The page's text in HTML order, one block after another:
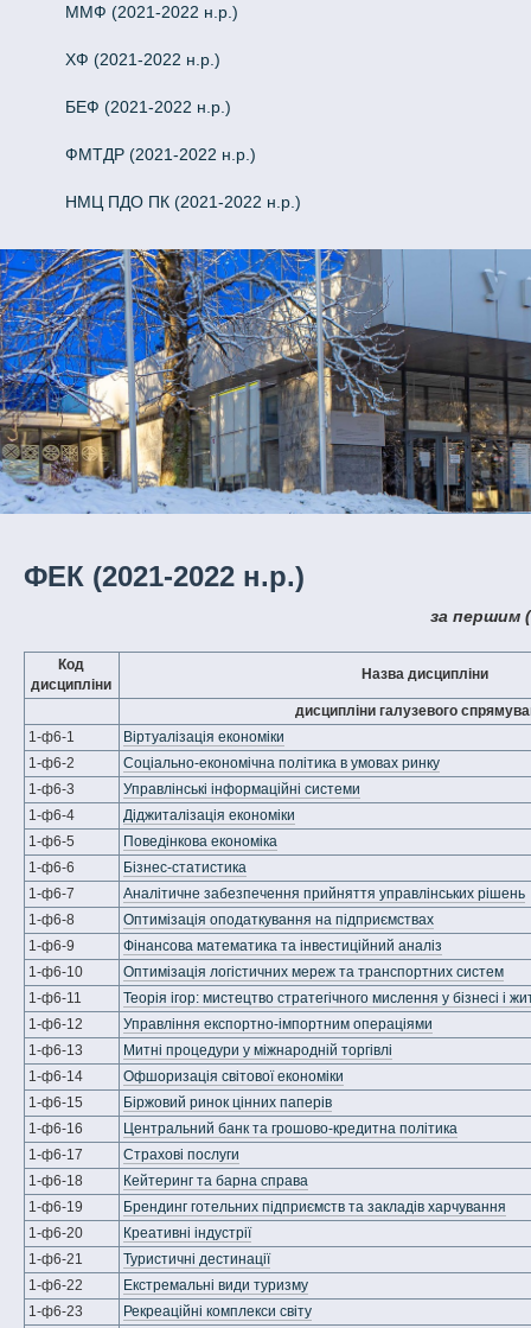
ММФ (2021-2022 н.р.)
ХФ (2021-2022 н.р.)
БЕФ (2021-2022 н.р.)
ФМТДР (2021-2022 н.р.)
НМЦ ПДО ПК (2021-2022 н.р.)
ФЕК (2021-2022 н.р.)
за першим
Код
дисципліни
Назва дисципліни
дисципліни галузевого
1-ф6-1
Віртуалізація економіки
1-ф6-2
Соціально-економічна політика в умовах ринку
1-ф6-3
Управлінські інформаційні системи
1-ф6-4
Діджиталізація економіки
1-ф6-5
Поведінкова економіка
1-ф6-6
Бізнес-статистика
1-ф6-7
Аналітичне забезпечення прийняття управлінських рішень
1-ф6-8
Оптимізація оподаткування на підприємствах
1-ф6-9
Фінансова математика та інвестиційний аналіз
1-ф6-10
Оптимізація логістичних мереж та транспортних систем
1-ф6-11
Теорія ігор: мистецтво стратегічного мислення у бізнесі і
1-ф6-12
Управління експортно-імпортним операціями
1-ф6-13
Митні процедури у міжнародній торгівлі
1-ф6-14
Офшоризація світової економіки
1-ф6-15
Біржовий ринок цінних паперів
1-ф6-16
Центральний банк та грошово-кредитна політика
1-ф6-17
Страхові послуги
1-ф6-18
Кейтеринг та барна справа
1-ф6-19
Брендинг готельних підприємств та закладів харчування
1-ф6-20
Креативні індустрії
1-ф6-21
Туристичні дестинації
1-ф6-22
Екстремальні види туризму
1-ф6-23
Рекреаційні комплекси світу